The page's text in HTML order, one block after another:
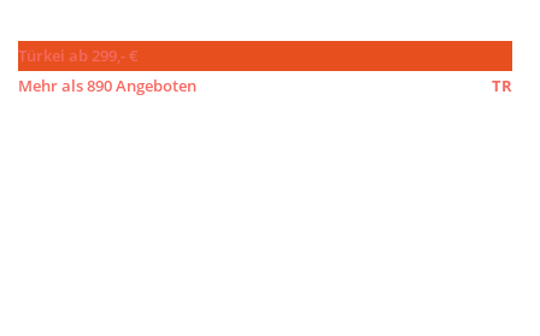
Türkei ab 299,- €
TR
Mehr als 890 Angeboten